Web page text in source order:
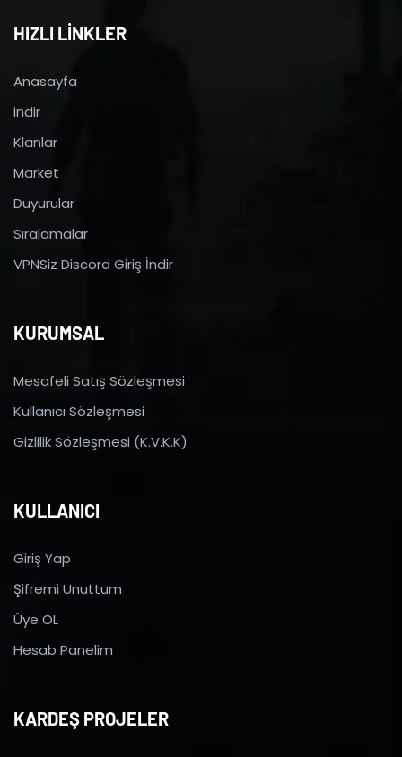
HIZLI LİNKLER
Anasayfa
indir
Klanlar
Market
Duyurular
Sıralamalar
VPNSiz Discord Giriş İndir
KURUMSAL
Mesafeli Satış Sözleşmesi
Kullanıcı Sözleşmesi
Gizlilik Sözleşmesi (K.V.K.K)
KULLANICI
Giriş Yap
Şifremi Unuttum
Üye OL
Hesab Panelim
KARDEŞ PROJELER